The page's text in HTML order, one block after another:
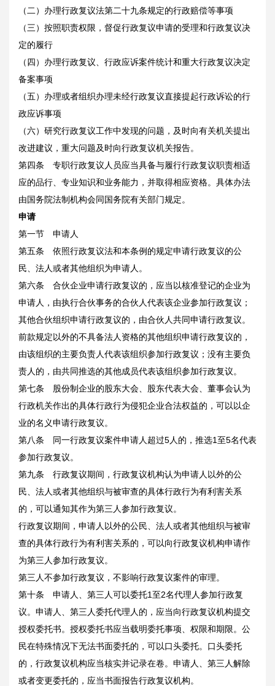
（二）办理行政复议法第二十九条规定的行政赔偿等事项
（三）按照职责权限，督促行政复议申请的受理和行政复议决
定的履行
（四）办理行政复议、行政应诉案件统计和重大行政复议决定
备案事项
（五）办理或者组织办理未经行政复议直接提起行政诉讼的行
政应诉事项
（六）研究行政复议工作中发现的问题，及时向有关机关提出
改进建议，重大问题及时向行政复议机关报告。
第四条 专职行政复议人员应当具备与履行行政复议职责相适
应的品行、专业知识和业务能力，并取得相应资格。具体办法
由国务院法制机构会同国务院有关部门规定。
申请
第一节 申请人
第五条 依照行政复议法和本条例的规定申请行政复议的公
民、法人或者其他组织为申请人。
第六条 合伙企业申请行政复议的，应当以核准登记的企业为
申请人，由执行合伙事务的合伙人代表该企业参加行政复议；
其他合伙组织申请行政复议的，由合伙人共同申请行政复议。
前款规定以外的不具备法人资格的其他组织申请行政复议的，
由该组织的主要负责人代表该组织参加行政复议；没有主要负
责人的，由共同推选的其他成员代表该组织参加行政复议。
第七条 股份制企业的股东大会、股东代表大会、董事会认为
行政机关作出的具体行政行为侵犯企业合法权益的，可以以企
业的名义申请行政复议。
第八条 同一行政复议案件申请人超过5人的，推选1至5名代表
参加行政复议。
第九条 行政复议期间，行政复议机构认为申请人以外的公
民、法人或者其他组织与被审查的具体行政行为有利害关系
的，可以通知其作为第三人参加行政复议。
行政复议期间，申请人以外的公民、法人或者其他组织与被审
查的具体行政行为有利害关系的，可以向行政复议机构申请作
为第三人参加行政复议。
第三人不参加行政复议，不影响行政复议案件的审理。
第十条 申请人、第三人可以委托1至2名代理人参加行政复
议。申请人、第三人委托代理人的，应当向行政复议机构提交
授权委托书。授权委托书应当载明委托事项、权限和期限。公
民在特殊情况下无法书面委托的，可以口头委托。口头委托
的，行政复议机构应当核实并记录在卷。申请人、第三人解除
或者变更委托的，应当书面报告行政复议机构。